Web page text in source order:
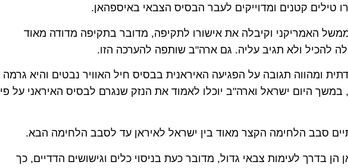
טילים קטנים ומדוייקים לעבר הבסיס הצבאי באיספהאן.
האמריקני וקיבלה את אישורו לתקיפה, מדובר בתקיפה מדודה מאוד
להכיל ולא תגיב עליה. גם ארה"ב שותפה להערכה הזו.
ומהווה תגובה על הפגיעה האיראנית בבסיס חיל האוויר נבטים והיא גרמה
במשך היום ישראל וארה"ב יוכלו לאמוד את הנזק שנגרם לבסיס האיראני על פי
סבב הלחימה הקצר מאוד בין ישראל לאיראן עד לסבב הלחימה הבא.
בדרך לעימות צבאי גדול, מדובר כעת בניסוי כלים וגישושים הדדיים, כך